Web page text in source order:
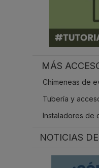
MÁS
Chimeneas de
Tubería y
Instaladores de
NOTICIAS